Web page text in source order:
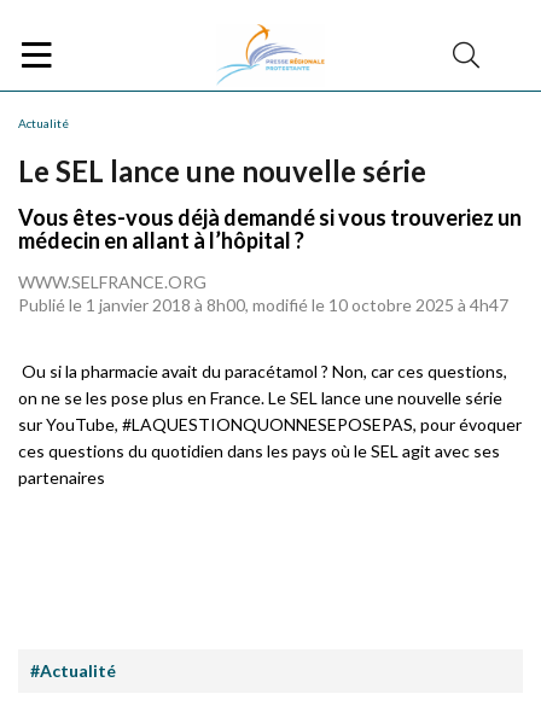
Actualité
Le SEL lance une nouvelle série
Vous êtes-vous déjà demandé si vous trouveriez un
médecin en allant à l’hôpital ?
WWW.SELFRANCE.ORG
Publié le 1 janvier 2018 à 8h00, modifié le 10 octobre 2025 à 4h47
Ou si la pharmacie avait du paracétamol ? Non, car ces questions,
on ne se les pose plus en France. Le SEL lance une nouvelle série
sur YouTube, #LAQUESTIONQUONNESEPOSEPAS, pour évoquer
ces questions du quotidien dans les pays où le SEL agit avec ses
partenaires
#Actualité